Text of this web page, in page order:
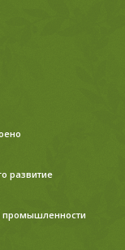
развитие
промышленности